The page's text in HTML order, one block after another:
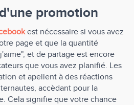
promotion
est nécessaire si vous avez
page et que la quantité
et de partage est encore
que vous avez planifié. Les
et apellent à des réactions
accèdant pour la
Cela signifie que votre chance